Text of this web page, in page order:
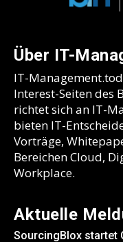
Über IT-
IT-
Interest-Seiten des
richtet sich an IT-
bieten IT-
Vorträge,
Bereichen Cloud,
Workplace.
Aktuelle
SourcingBlox startet